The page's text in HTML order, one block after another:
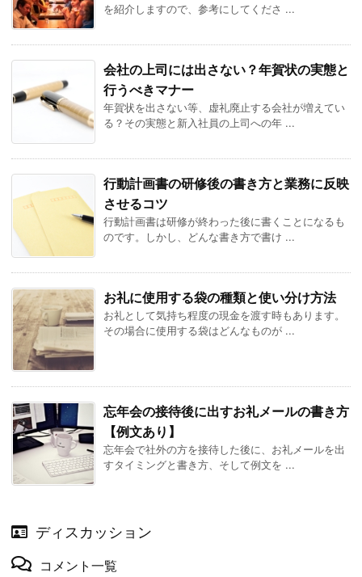
を紹介しますので、参考にしてくださ ...
会社の上司には出さない？年賀状の実態と
行うべきマナー
年賀状を出さない等、虚礼廃止する会社が増えてい
る？その実態と新入社員の上司への年 ...
行動計画書の研修後の書き方と業務に反映
させるコツ
行動計画書は研修が終わった後に書くことになるも
のです。しかし、どんな書き方で書け ...
お礼に使用する袋の種類と使い分け方法
お礼として気持ち程度の現金を渡す時もあります。
その場合に使用する袋はどんなものが ...
忘年会の接待後に出すお礼メールの書き方
【例文あり】
忘年会で社外の方を接待した後に、お礼メールを出
すタイミングと書き方、そして例文を ...
ディスカッション
コメント一覧